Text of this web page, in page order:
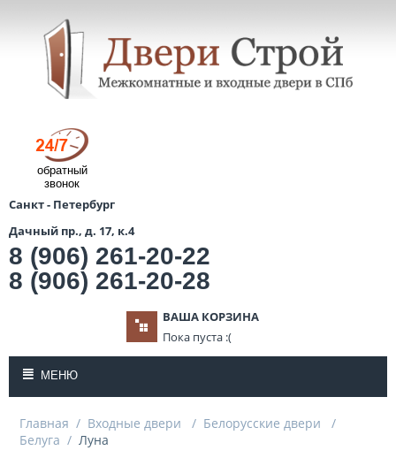
обратный
звонок
Санкт - Петербург
Дачный пр., д. 17, к.4
8 (906) 261-20-22
8 (906) 261-20-28
ВАША КОРЗИНА
Пока пуста :(
МЕНЮ
Главная / Входные двери / Белорусские двери
/
Белуга / Луна